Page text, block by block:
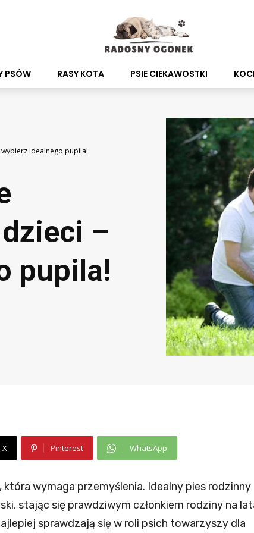
PSÓW RASY KOTA PSIE CIEKAWOSTKI
idealnego pupila!
–
pupila!
X Pinterest WhatsApp
wymaga przemyślenia. Idealny pies rodzinny
stając się prawdziwym członkiem rodziny na
sprawdzają się w roli psich towarzyszy dla